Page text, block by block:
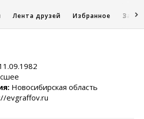
Лента друзей Избранное
Новосибирская область
evgraffov.ru